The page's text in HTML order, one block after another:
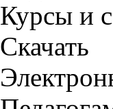
Курсы и
Скачать